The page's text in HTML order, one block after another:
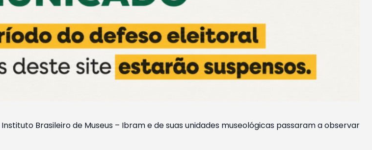
Brasileiro de Museus – Ibram e de suas unidades museológicas passaram a observar